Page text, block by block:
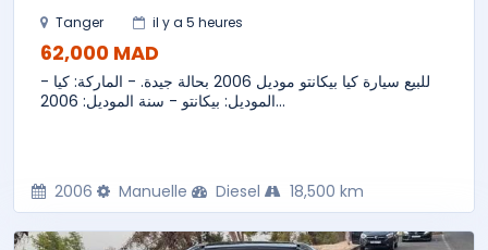
Tanger il y a 5 heures
62,000 MAD
للبيع سيارة كيا بيكانتو موديل 2006 بحالة جيدة. - الماركة: كيا -
الموديل: بيكانتو - سنة الموديل: 2006...
2006 Manuelle Diesel 18,500 km